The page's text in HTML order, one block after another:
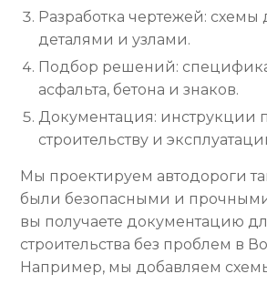
Разработка чертежей: схемы
деталями и узлами.
Подбор решений:
асфальта, бетона и знаков.
Документация: инструкции
строительству и
Мы проектируем автодороги
были безопасными и
вы получаете документацию
строительства без проблем в
Например, мы добавляем